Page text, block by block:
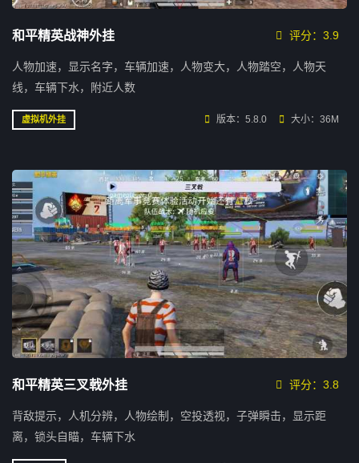
和平精英战神外挂 评分：3.9
人物加速，显示名字，车辆加速，人物变大，人物踏空，人物天
线，车辆下水，附近人数
虚拟机外挂 版本：5.8.0 大小：36M
和平精英三叉戟外挂 评分：3.8
背敌提示，人机分辨，人物绘制，空投透视，子弹瞬击，显示距
离，锁头自瞄，车辆下水